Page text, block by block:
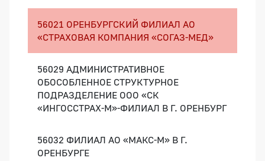
56021 ОРЕНБУРГСКИЙ ФИЛИАЛ АО
«СТРАХОВАЯ КОМПАНИЯ «СОГАЗ-МЕД»
56029 АДМИНИСТРАТИВНОЕ
ОБОСОБЛЕННОЕ СТРУКТУРНОЕ
ПОДРАЗДЕЛЕНИЕ ООО «СК
«ИНГОССТРАХ-М»-ФИЛИАЛ В Г. ОРЕНБУРГ
56032 ФИЛИАЛ АО «МАКС-М» В Г.
ОРЕНБУРГЕ